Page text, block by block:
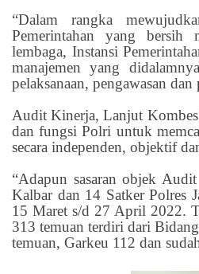
“Dalam rangka
Pemerintahan yang bersih
lembaga, Instansi
manajemen yang
pelaksanaan, pengawasan
Audit Kinerja, Lanjut Kombes
dan fungsi Polri untuk
secara independen, objektif
“Adapun sasaran objek
Kalbar dan 14 Satker Polres
15 Maret s/d 27 April 2022.
313 temuan terdiri dari
temuan, Garkeu 112 dan